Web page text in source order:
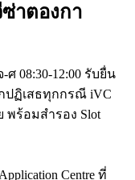
าตองกา
ศ 08:30-12:00 รับยื่น
กปฏิเสธทุกกรณี iVC
พร้อมสำรอง Slot
Centre ที่